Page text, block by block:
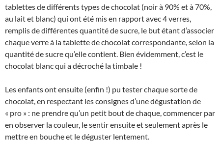
tablettes de différents types de chocolat (noir à 90% et à 70%,
au lait et blanc) qui ont été mis en rapport avec 4 verres,
remplis de différentes quantité de sucre, le but étant d’associer
chaque verre à la tablette de chocolat correspondante, selon la
quantité de sucre qu’elle contient. Bien évidemment, c’est le
chocolat blanc qui a décroché la timbale !
Les enfants ont ensuite (enfin !) pu tester chaque sorte de
chocolat, en respectant les consignes d’une dégustation de
« pro » : ne prendre qu’un petit bout de chaque, commencer par
en observer la couleur, le sentir ensuite et seulement après le
mettre en bouche et le déguster lentement.